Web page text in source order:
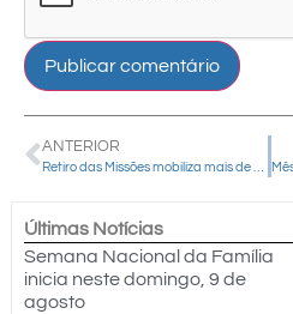
ANTERIOR
Últimas Notícias
Semana Nacional da Família
inicia neste domingo, 9 de
agosto